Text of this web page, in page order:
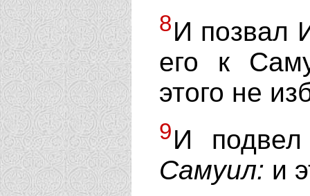
8И позвал
его к
этого не
9И
Самуил: и